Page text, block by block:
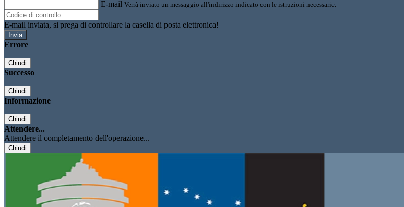
E-mail Verrà inviato un messaggio all'indirizzo indicato con le istruzioni necessarie.
E-mail inviata, si prega di controllare la casella di posta elettronica!
Errore
Chiudi
Successo
Chiudi
Informazione
Chiudi
Attendere...
Attendere il completamento dell'operazione...
Chiudi